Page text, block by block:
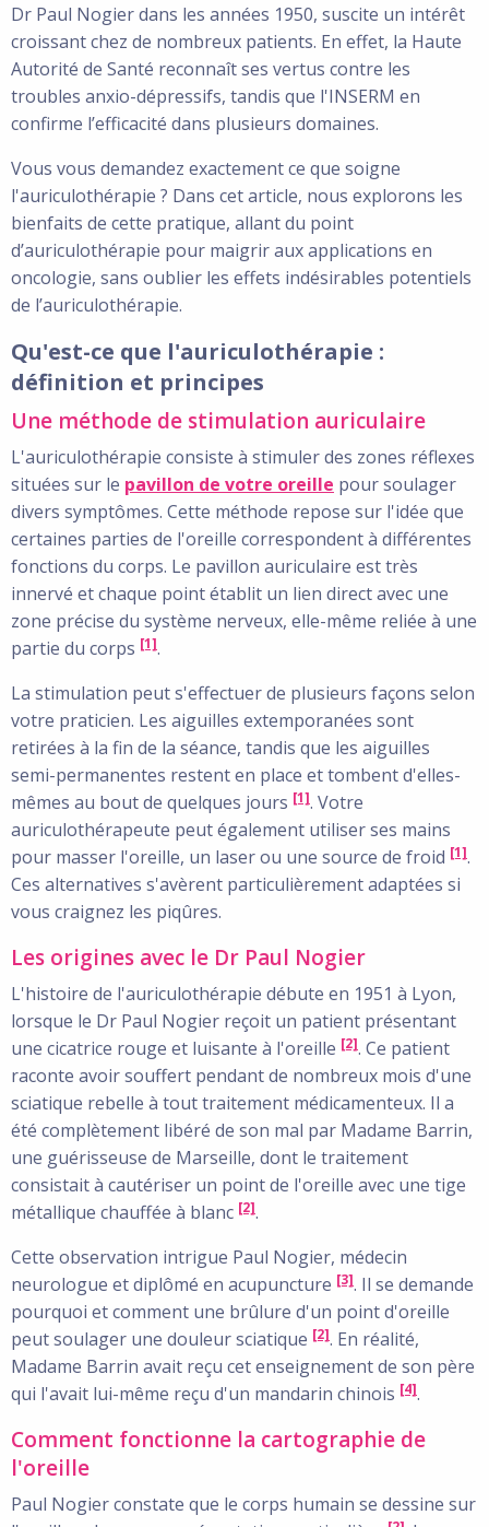
Dr Paul Nogier dans les années 1950, suscite un intérêt
croissant chez de nombreux patients. En effet, la Haute
Autorité de Santé reconnaît ses vertus contre les
troubles anxio-dépressifs, tandis que l'INSERM en
confirme l’efficacité dans plusieurs domaines.
Vous vous demandez exactement ce que soigne
l'auriculothérapie ? Dans cet article, nous explorons les
bienfaits de cette pratique, allant du point
d’auriculothérapie pour maigrir aux applications en
oncologie, sans oublier les effets indésirables potentiels
de l’auriculothérapie.
Qu'est-ce que l'auriculothérapie :
définition et principes
Une méthode de stimulation auriculaire
L'auriculothérapie consiste à stimuler des zones réflexes
situées sur le pavillon de votre oreille pour soulager
divers symptômes. Cette méthode repose sur l'idée que
certaines parties de l'oreille correspondent à différentes
fonctions du corps. Le pavillon auriculaire est très
innervé et chaque point établit un lien direct avec une
zone précise du système nerveux, elle-même reliée à une
partie du corps [1].
La stimulation peut s'effectuer de plusieurs façons selon
votre praticien. Les aiguilles extemporanées sont
retirées à la fin de la séance, tandis que les aiguilles
semi-permanentes restent en place et tombent d'elles-
mêmes au bout de quelques jours [1]. Votre
auriculothérapeute peut également utiliser ses mains
pour masser l'oreille, un laser ou une source de froid [1].
Ces alternatives s'avèrent particulièrement adaptées si
vous craignez les piqûres.
Les origines avec le Dr Paul Nogier
L'histoire de l'auriculothérapie débute en 1951 à Lyon,
lorsque le Dr Paul Nogier reçoit un patient présentant
une cicatrice rouge et luisante à l'oreille [2]. Ce patient
raconte avoir souffert pendant de nombreux mois d'une
sciatique rebelle à tout traitement médicamenteux. Il a
été complètement libéré de son mal par Madame Barrin,
une guérisseuse de Marseille, dont le traitement
consistait à cautériser un point de l'oreille avec une tige
métallique chauffée à blanc [2].
Cette observation intrigue Paul Nogier, médecin
neurologue et diplômé en acupuncture [3]. Il se demande
pourquoi et comment une brûlure d'un point d'oreille
peut soulager une douleur sciatique [2]. En réalité,
Madame Barrin avait reçu cet enseignement de son père
qui l'avait lui-même reçu d'un mandarin chinois [4].
Comment fonctionne la cartographie de
l'oreille
Paul Nogier constate que le corps humain se dessine sur